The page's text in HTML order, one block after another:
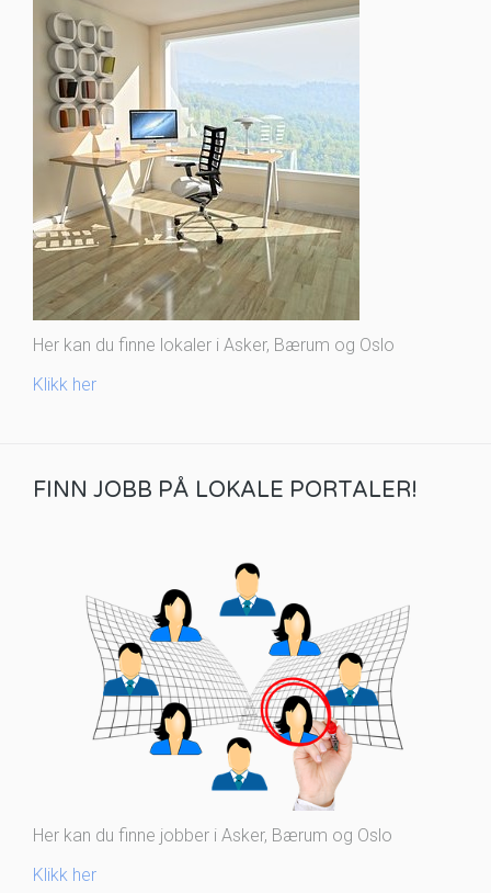
Her kan du finne lokaler i Asker, Bærum og Oslo
Klikk her
FINN JOBB PÅ LOKALE PORTALER!
Her kan du finne jobber i Asker, Bærum og Oslo
Klikk her